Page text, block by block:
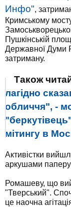
Инфо",
Кримському
Пушкінській
Державної Думи
затриману.
Також
лагідно
обличчя", -
мітингу в
Активістки
аркушами паперу
Ромашеву, що
"Тверський".
це наочна